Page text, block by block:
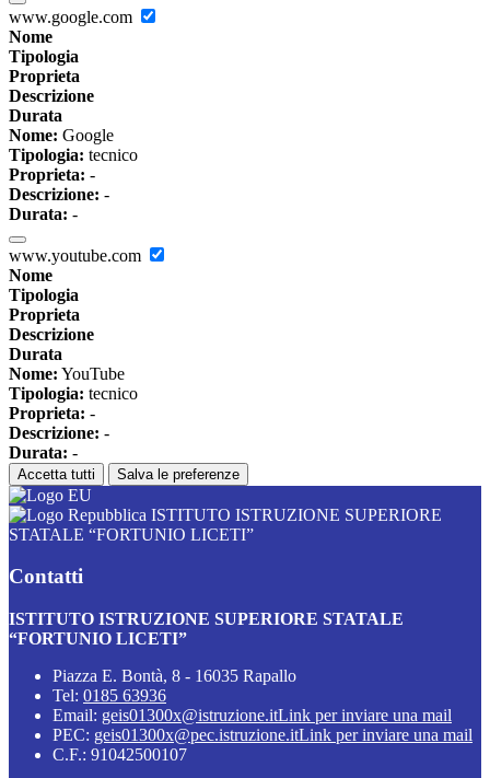
www.google.com
Nome
Tipologia
Proprieta
Descrizione
Durata
Nome: Google
Tipologia: tecnico
Proprieta: -
Descrizione: -
Durata: -
www.youtube.com
Nome
Tipologia
Proprieta
Descrizione
Durata
Nome: YouTube
Tipologia: tecnico
Proprieta: -
Descrizione: -
Durata: -
Accetta tutti Salva le preferenze
ISTITUTO ISTRUZIONE SUPERIORE
STATALE “FORTUNIO LICETI”
Contatti
ISTITUTO ISTRUZIONE SUPERIORE STATALE
“FORTUNIO LICETI”
Piazza E. Bontà, 8 - 16035 Rapallo
Tel: 0185 63936
Email: geis01300x@istruzione.itLink per inviare una mail
PEC: geis01300x@pec.istruzione.itLink per inviare una mail
C.F.: 91042500107